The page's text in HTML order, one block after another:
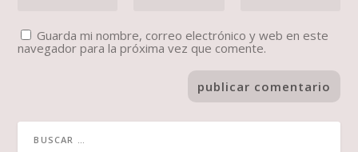
Guarda mi nombre, correo electrónico y web en este
navegador para la próxima vez que comente.